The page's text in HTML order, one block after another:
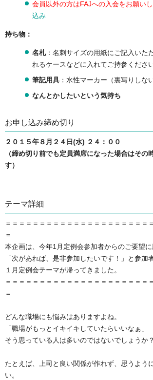
会員以外の方はFAJへの入会をお願い
込み
持ち物：
名札：名刺サイズの用紙にご記入いた
れるケースなどに入れてご持参ください
筆記用具 ：水性マーカー（裏写りしな
なんとかしたいという気持ち
お申し込み締め切り
２０１５年８月２４日(水) ２４：００
（締め切り前でも定員満席になった場合はその
す）
テーマ詳細
＝＝＝＝＝＝＝＝＝＝＝＝＝＝＝＝＝＝＝＝＝
＝
本企画は、今年1月定例会参加者からのご要望に
「次があれば、是非参加したいです！」と参加
１月定例会テーマが帰ってきました。
＝＝＝＝＝＝＝＝＝＝＝＝＝＝＝＝＝＝＝＝＝
＝
どんな職場にも悩みはありますよね。
「職場がもっとイキイキしていたらいいなぁ」
そう思っている人は多いのではないでしょうか？
たとえば、上司と良い関係が作れず、思うよう
い。